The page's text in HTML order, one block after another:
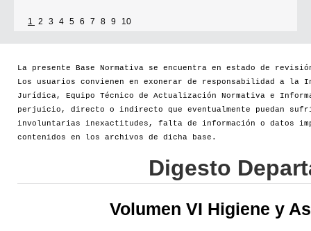
1 2 3 4 5 6 7 8 9 10
La presente Base Normativa se encuentra en estado de
Los usuarios convienen en exonerar de responsabilidad a la
Jurídica, Equipo Técnico de Actualización Normativa e
perjuicio, directo o indirecto que eventualmente puedan
involuntarias inexactitudes, falta de información o datos
contenidos en los archivos de dicha base.
Digesto
Volumen VI Higiene y